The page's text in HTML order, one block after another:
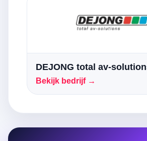
DEJONG total av-
Bekijk bedrijf →